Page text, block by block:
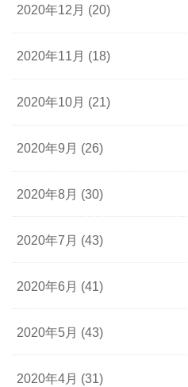
2020年12月 (20)
2020年11月 (18)
2020年10月 (21)
2020年9月 (26)
2020年8月 (30)
2020年7月 (43)
2020年6月 (41)
2020年5月 (43)
2020年4月 (31)